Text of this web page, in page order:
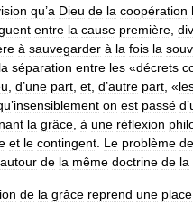
qu’a Dieu de la coopération
entre la cause première
à sauvegarder à la fois la
la séparation entre les «décrets
d’une part et d’autre part , «
’insensiblement on est passé d’
la grâce à une réflexion
et le contingent Le problème de
autour de la même doctrine de la
de la grâce reprend une place